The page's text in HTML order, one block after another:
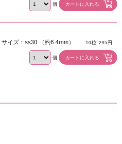
個
サイズ：ss30 （約6.4mm） 10粒 295円
個